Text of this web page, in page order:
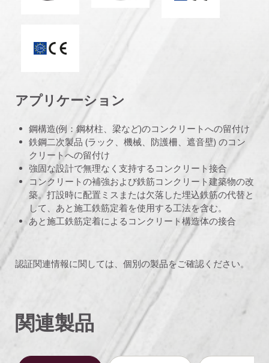
アプリケーション
鋼構造(例：鋼材柱、梁など)のコンクリートへの留付け
鉄鋼二次製品 (ラック、機械、防護柵、遮音壁) のコン
クリートへの留付け
強固な設計で無理なく支持するコンクリート接合
コンクリートの補強および鉄筋コンクリート建築物の改
築。打設時に配置ミスまたは欠落した埋込鉄筋の代替と
して、あと施工鉄筋定着を使用する工法を含む。
あと施工鉄筋定着によるコンクリート構造体の接合
認証関連情報に関しては、個別の製品をご確認ください。
関連製品